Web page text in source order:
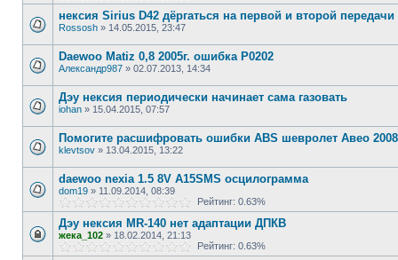
нексия Sirius D42 дёргаться на первой и второй передачи
Rossosh » 14.05.2015, 23:47
Daewoo Matiz 0,8 2005г. ошибка Р0202
Александр987 » 02.07.2013, 14:34
Дэу нексия периодически начинает сама газовать
iohan » 15.04.2015, 07:57
Помогите расшифровать ошибки ABS шевролет Авео
klevtsov » 13.04.2015, 13:22
daewoo nexia 1.5 8V A15SMS осцилограмма
dom19 » 11.09.2014, 08:39
Рейтинг: 0.63%
Дэу нексия MR-140 нет адаптации ДПКВ
жека_102 » 18.02.2014, 21:13
Рейтинг: 0.63%